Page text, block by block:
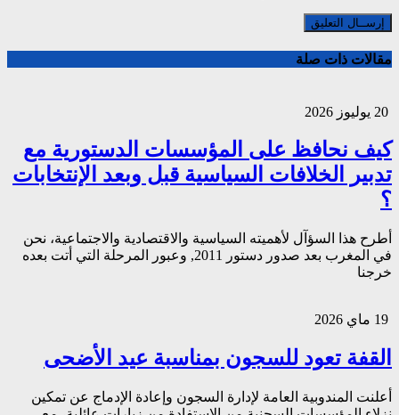
مقالات ذات صلة
كيف نحافظ على المؤسسات الدستورية مع
تدبير الخلافات السياسية قبل وبعد الإنتخابات
؟
أطرح هذا السؤآل لأهميته السياسية والاقتصادية والاجتماعية، نحن
في المغرب بعد صدور دستور 2011, وعبور المرحلة التي أتت بعده
خرجنا
القفة تعود للسجون بمناسبة عيد الأضحى
أعلنت المندوبية العامة لإدارة السجون وإعادة الإدماج عن تمكين